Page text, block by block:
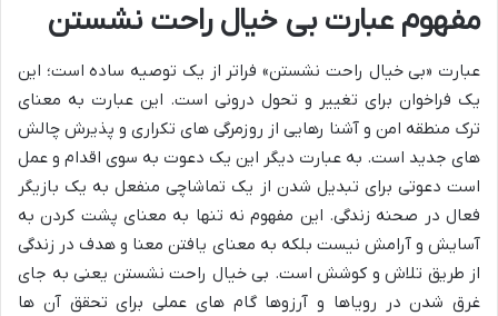
مفهوم عبارت بی خیال راحت نشستن
عبارت «بی خیال راحت نشستن» فراتر از یک توصیه ساده است؛ این
یک فراخوان برای تغییر و تحول درونی است. این عبارت به معنای
ترک منطقه امن و آشنا رهایی از روزمرگی های تکراری و پذیرش چالش
های جدید است. به عبارت دیگر این یک دعوت به سوی اقدام و عمل
است دعوتی برای تبدیل شدن از یک تماشاچی منفعل به یک بازیگر
فعال در صحنه زندگی. این مفهوم نه تنها به معنای پشت کردن به
آسایش و آرامش نیست بلکه به معنای یافتن معنا و هدف در زندگی
از طریق تلاش و کوشش است. بی خیال راحت نشستن یعنی به جای
غرق شدن در رویاها و آرزوها گام های عملی برای تحقق آن ها